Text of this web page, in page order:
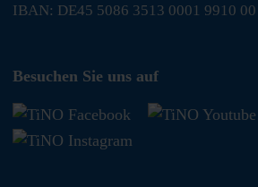
IBAN: DE45 5086 3513 0001 9910 00
Besuchen Sie uns auf